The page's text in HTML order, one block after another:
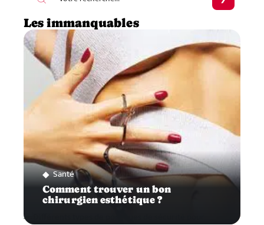
Les immanquables
Santé
Comment trouver un bon
chirurgien esthétique ?